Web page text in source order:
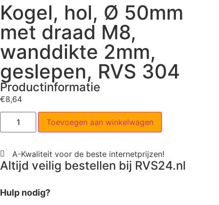
Kogel, hol, Ø 50mm
met draad M8,
wanddikte 2mm,
geslepen, RVS 304
Productinformatie
€8,64
Toevoegen aan winkelwagen
A-Kwaliteit voor de beste internetprijzen!
Altijd veilig bestellen bij RVS24.nl
Hulp nodig?